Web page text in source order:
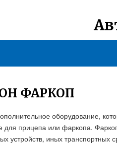
ФАРКОП
оборудование,
для прицепа или фаркопа.
устройств, иных транспортных